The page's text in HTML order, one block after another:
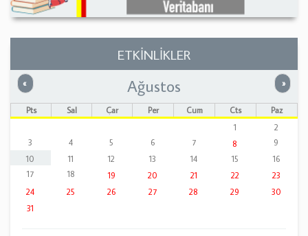
ETKİNLİKLER
« Önceki »
Ağustos
Pts Sal Çar Per Cum Cts
Paz
1
2
3
4 5 6 7 8
9
10
11 12 13 14 15
16
17
18 19 20 21 22
23
24
25 26 27 28 29
30
31